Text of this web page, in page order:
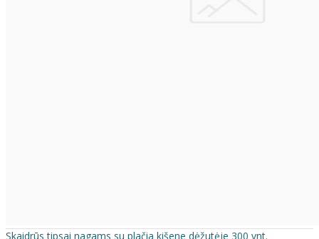
Skaidrūs tipsai nagams su plačia kišene dėžutėje 300 vnt.